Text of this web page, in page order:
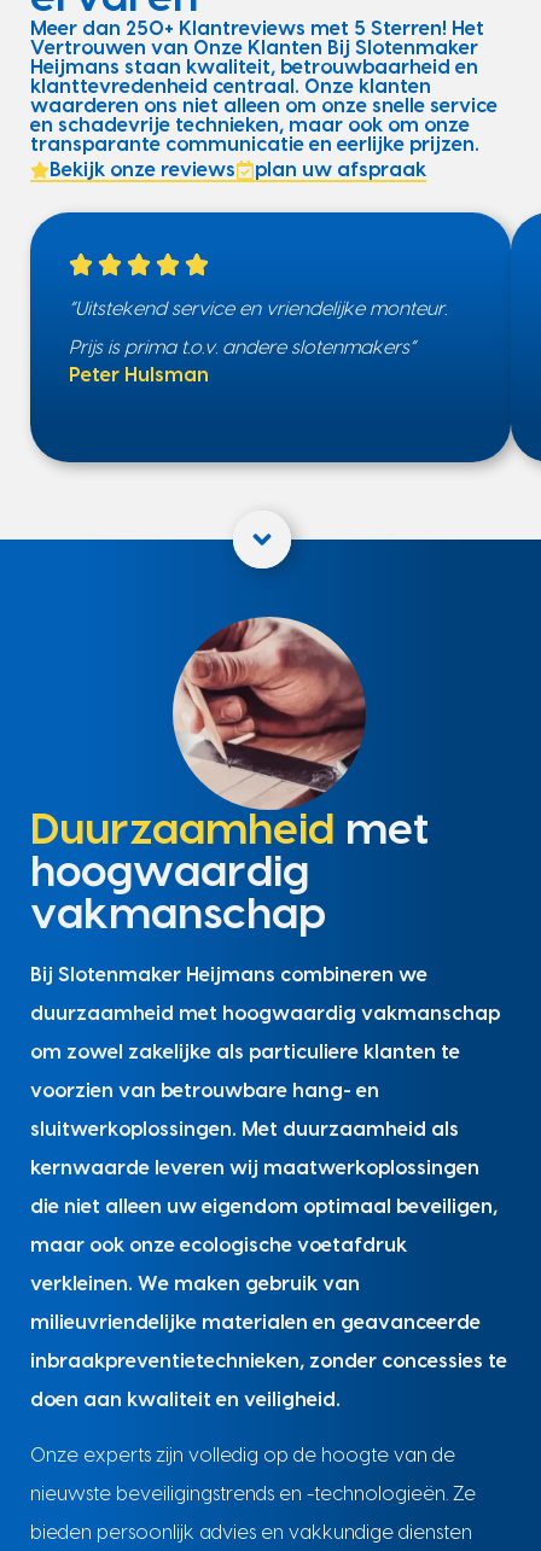
Meer dan 250+ Klantreviews met 5 Sterren! Het
Vertrouwen van Onze Klanten Bij Slotenmaker
Heijmans staan kwaliteit, betrouwbaarheid en
klanttevredenheid centraal. Onze klanten
waarderen ons niet alleen om onze snelle service
en schadevrije technieken, maar ook om onze
transparante communicatie en eerlijke prijzen.
Bekijk onze reviews
plan uw afspraak
“Uitstekend service en vriendelijke monteur.
Prijs is prima t.o.v. andere slotenmakers”
Peter Hulsman
Duurzaamheid met
hoogwaardig
vakmanschap
Bij Slotenmaker Heijmans combineren we
duurzaamheid met hoogwaardig vakmanschap
om zowel zakelijke als particuliere klanten te
voorzien van betrouwbare hang- en
sluitwerkoplossingen. Met duurzaamheid als
kernwaarde leveren wij maatwerkoplossingen
die niet alleen uw eigendom optimaal beveiligen,
maar ook onze ecologische voetafdruk
verkleinen. We maken gebruik van
milieuvriendelijke materialen en geavanceerde
inbraakpreventietechnieken, zonder concessies te
doen aan kwaliteit en veiligheid.
Onze experts zijn volledig op de hoogte van de
nieuwste beveiligingstrends en -technologieën. Ze
bieden persoonlijk advies en vakkundige diensten